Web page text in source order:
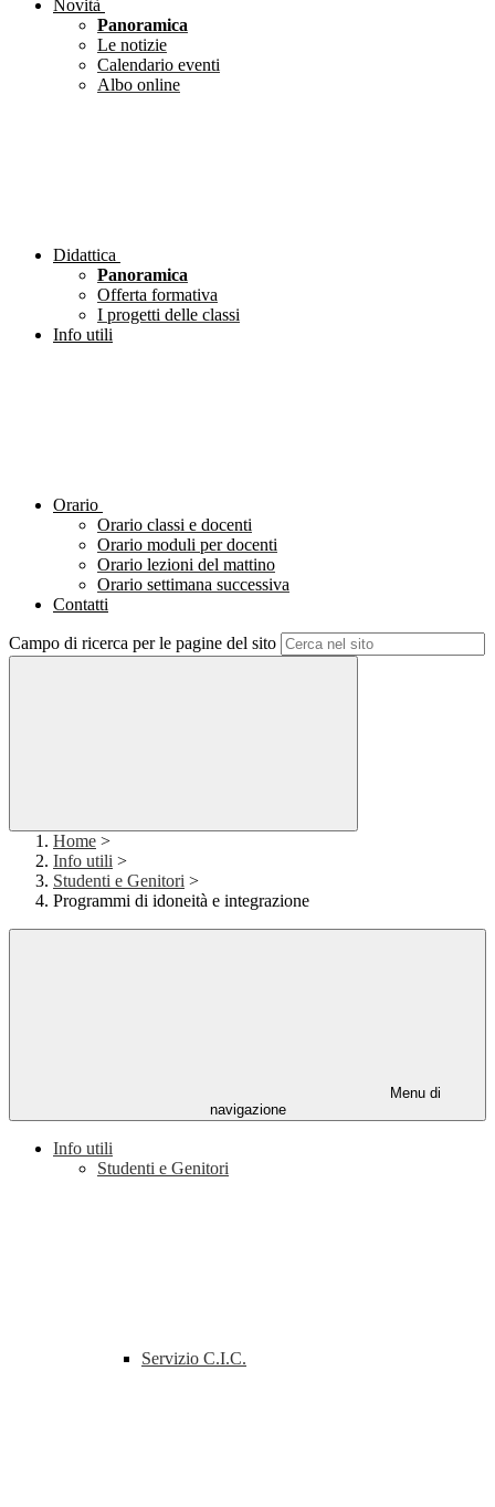
Novità
Panoramica
Le notizie
Calendario eventi
Albo online
Didattica
Panoramica
Offerta formativa
I progetti delle classi
Info utili
Orario
Orario classi e docenti
Orario moduli per docenti
Orario lezioni del mattino
Orario settimana successiva
Contatti
Campo di ricerca per le pagine del sito
Home >
Info utili >
Studenti e Genitori >
Programmi di idoneità e integrazione
Menu di
navigazione
Info utili
Studenti e Genitori
Servizio C.I.C.